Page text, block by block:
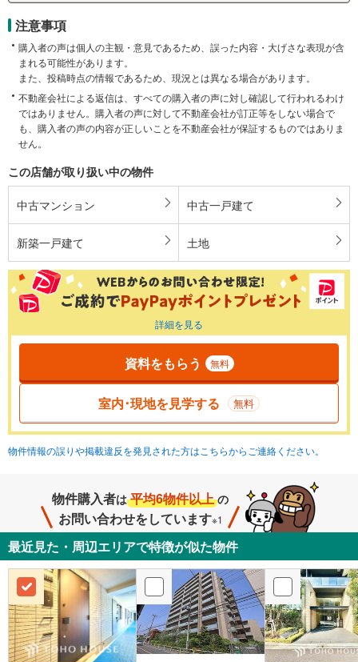
注意事項
購入者の声は個人の主観・意見であるため、誤った内容・大げさな表現が含
まれる可能性があります。
また、投稿時点の情報であるため、現況とは異なる場合があります。
不動産会社による返信は、すべての購入者の声に対し確認して行われるわけ
ではありません。購入者の声に対して不動産会社が訂正等をしない場合で
も、購入者の声の内容が正しいことを不動産会社が保証するものではありま
せん。
この店舗が取り扱い中の物件
中古マンション 中古一戸建て
新築一戸建て 土地
詳細を見る
資料をもらう 無料
室内･現地を見学する 無料
物件情報の誤りや掲載違反を発見された方はこちらからご連絡ください。
物件購入者は 平均6物件以上 の
お問い合わせをしています※1
最近見た・周辺エリアで特徴が似た物件